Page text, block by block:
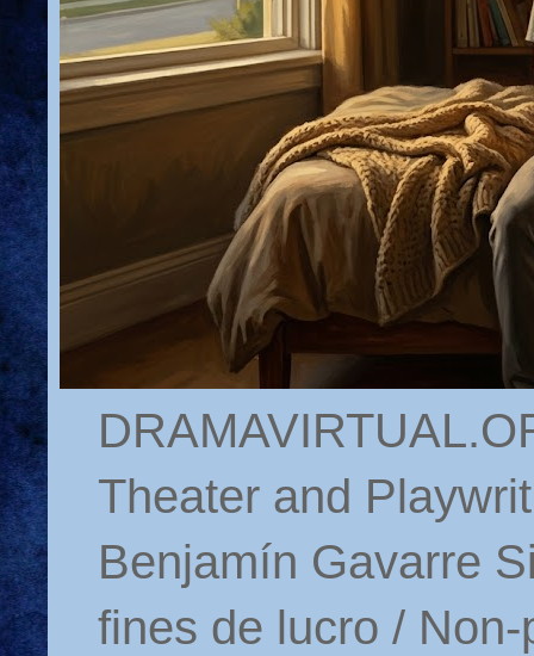
Theater and
Benjamín Gavarre
fines de lucro /